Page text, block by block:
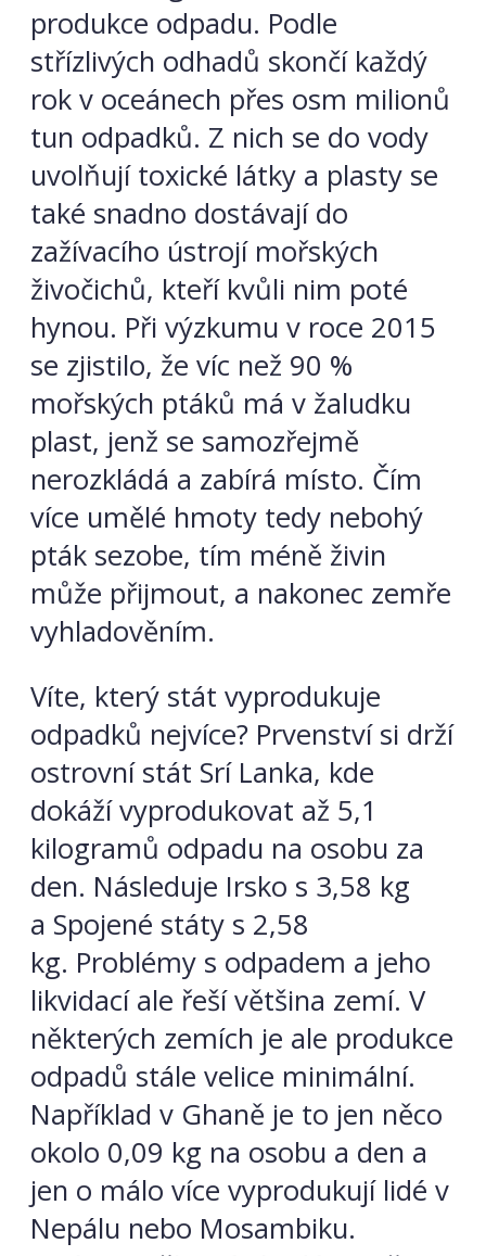
produkce odpadu. Podle
střízlivých odhadů skončí každý
rok v oceánech přes osm milionů
tun odpadků. Z nich se do vody
uvolňují toxické látky a plasty se
také snadno dostávají do
zažívacího ústrojí mořských
živočichů, kteří kvůli nim poté
hynou. Při výzkumu v roce 2015
se zjistilo, že víc než 90 %
mořských ptáků má v žaludku
plast, jenž se samozřejmě
nerozkládá a zabírá místo. Čím
více umělé hmoty tedy nebohý
pták sezobe, tím méně živin
může přijmout, a nakonec zemře
vyhladověním.
Víte, který stát vyprodukuje
odpadků nejvíce? Prvenství si drží
ostrovní stát Srí Lanka, kde
dokáží vyprodukovat až 5,1
kilogramů odpadu na osobu za
den. Následuje Irsko s 3,58 kg
a Spojené státy s 2,58
kg. Problémy s odpadem a jeho
likvidací ale řeší většina zemí. V
některých zemích je ale produkce
odpadů stále velice minimální.
Například v Ghaně je to jen něco
okolo 0,09 kg na osobu a den a
jen o málo více vyprodukují lidé v
Nepálu nebo Mosambiku.